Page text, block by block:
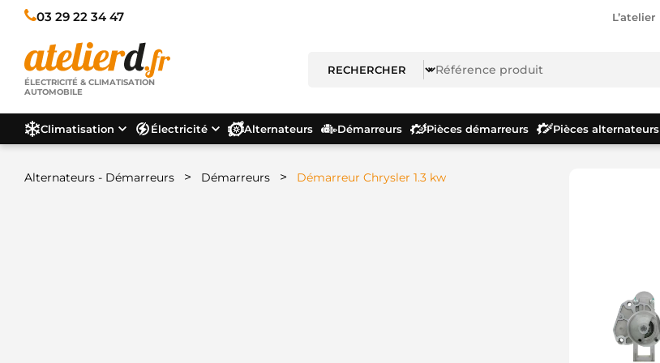
03 29 22 34 47 L’atelier
ÉLECTRICITÉ & CLIMATISATION
AUTOMOBILE
Climatisation Électricité Alternateurs Démarreurs Pièces démarreurs Pièces alternateurs
Alternateurs - Démarreurs > Démarreurs > Démarreur Chrysler 1.3 kw